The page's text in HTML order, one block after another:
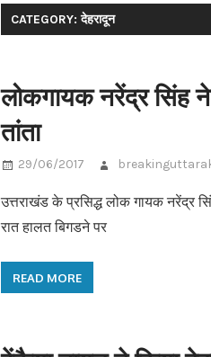
CATEGORY: देहरादून
लोकगायक नरेंद्र सिंह
तांता
29/06/2017
उत्तराखंड के प्रसिद्ध लोक गायक नरेंद्र
रात हालत बिगडने पर
READ MORE